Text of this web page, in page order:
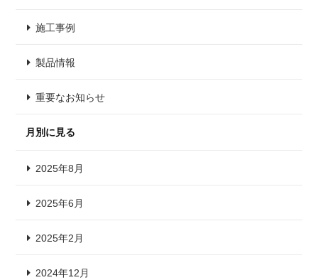
施工事例
製品情報
重要なお知らせ
月別に見る
2025年8月
2025年6月
2025年2月
2024年12月